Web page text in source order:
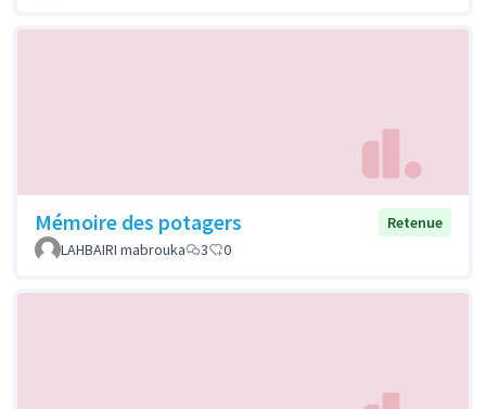
Mémoire des potagers
Retenue
LAHBAIRI mabrouka
3 0